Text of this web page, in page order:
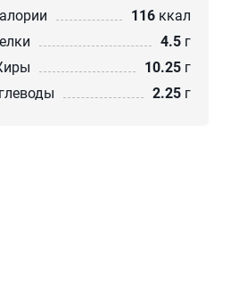
116 ккал
4.5 г
10.25 г
2.25 г